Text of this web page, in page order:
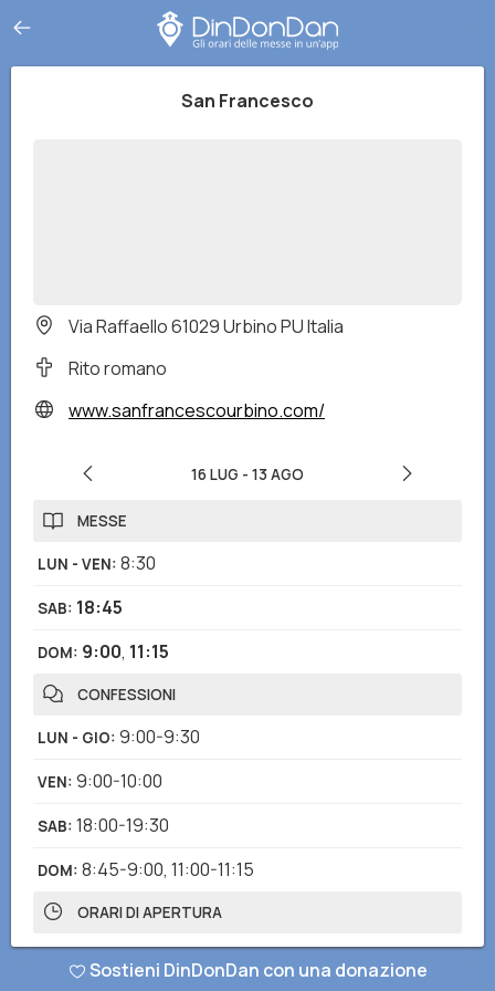
San Francesco
Via Raffaello 61029 Urbino PU Italia
Rito romano
www.sanfrancescourbino.com/
16 LUG - 13 AGO
MESSE
LUN - VEN: 8:30
SAB: 18:45
DOM: 9:00, 11:15
CONFESSIONI
LUN - GIO: 9:00-9:30
VEN: 9:00-10:00
SAB: 18:00-19:30
DOM: 8:45-9:00, 11:00-11:15
ORARI DI APERTURA
LUN - DOM:7:00-20:00
Sostieni DinDonDan con una donazione